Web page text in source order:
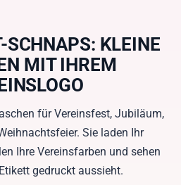
SCHNAPS: KLEINE
MIT IHREM
für Vereinsfest, Jubiläum,
Sie laden Ihr
Ihre Vereinsfarben und sehen
gedruckt aussieht.